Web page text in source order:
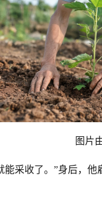
图片
能采收了。”身后，